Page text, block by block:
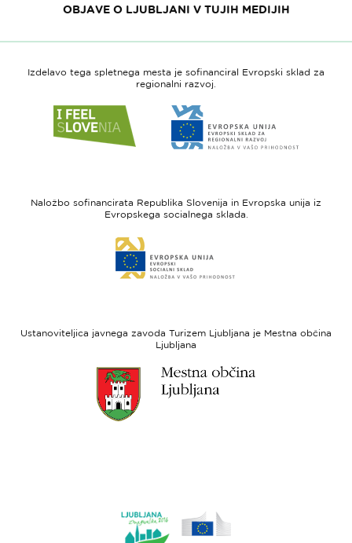
OBJAVE O LJUBLJANI V TUJIH MEDIJIH
Izdelavo tega spletnega mesta je sofinanciral Evropski sklad za
regionalni razvoj.
do
spletne
Slovenia
do
spletne
-
regionalni
Naložbo sofinancirata Republika Slovenija in Evropska unija iz
Evropskega socialnega sklada.
do
spletne
sklad
Ustanoviteljica javnega zavoda Turizem Ljubljana je Mestna občina
Ljubljana